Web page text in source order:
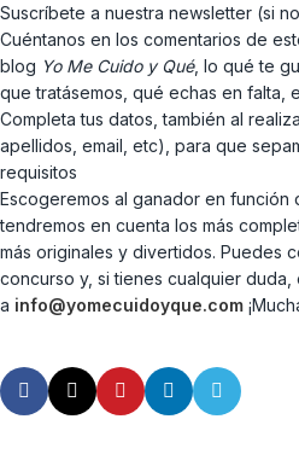
Suscríbete a nuestra newsletter (si
Cuéntanos en los comentarios de
blog Yo Me Cuido y Qué, lo qué te
que tratásemos, qué echas en falta,
Completa tus datos, también al
apellidos, email, etc), para que
requisitos
Escogeremos al ganador en función
tendremos en cuenta los más
más originales y divertidos. Puedes
concurso y, si tienes cualquier duda,
a info@yomecuidoyque.com